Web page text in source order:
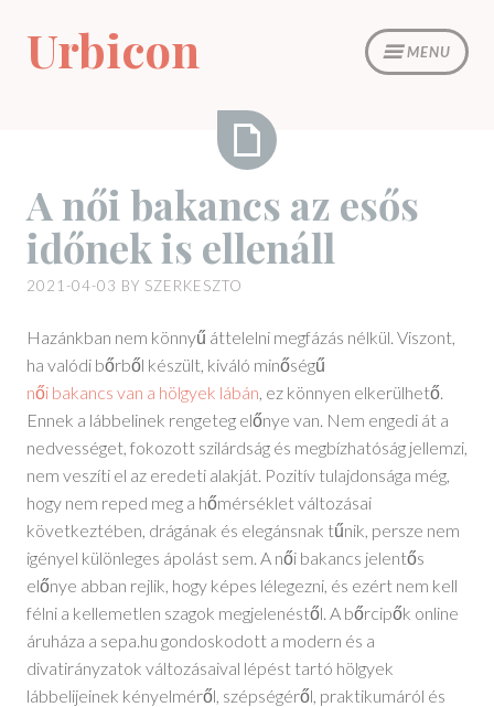
content
MENU
Urbicon
női
bakancs
az
esős
is
ellenáll
A női bakancs az esős
időnek is ellenáll
2021-04-03 BY SZERKESZTO
Hazánkban nem könnyű áttelelni megfázás nélkül. Viszont,
ha valódi bőrből készült, kiváló minőségű
női bakancs van a hölgyek lábán , ez könnyen elkerülhető.
Ennek a lábbelinek rengeteg előnye van. Nem engedi át a
nedvességet, fokozott szilárdság és megbízhatóság jellemzi,
nem veszíti el az eredeti alakját. Pozitív tulajdonsága még,
hogy nem reped meg a hőmérséklet változásai
következtében, drágának és elegánsnak tűnik, persze nem
igényel különleges ápolást sem. A női bakancs jelentős
előnye abban rejlik, hogy képes lélegezni, és ezért nem kell
félni a kellemetlen szagok megjelenéstől. A bőrcipők online
áruháza a sepa.hu gondoskodott a modern és a
divatirányzatok változásaival lépést tartó hölgyek
lábbelijeinek kényelméről, szépségéről, praktikumáról és